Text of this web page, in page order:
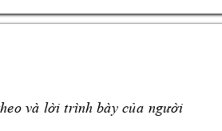
và lời trình bày của người